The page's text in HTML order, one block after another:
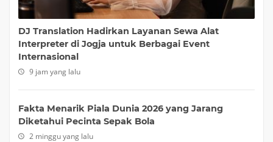
DJ Translation Hadirkan Layanan Sewa Alat
Interpreter di Jogja untuk Berbagai Event
Internasional
9 jam yang lalu
Fakta Menarik Piala Dunia 2026 yang Jarang
Diketahui Pecinta Sepak Bola
2 minggu yang lalu